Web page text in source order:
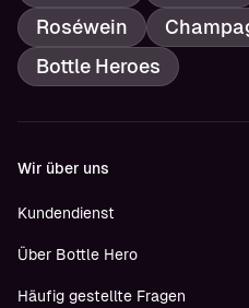
Roséwein
Bottle Heroes
Wir über uns
Kundendienst
Über Bottle Hero
Häufig gestellte Fragen